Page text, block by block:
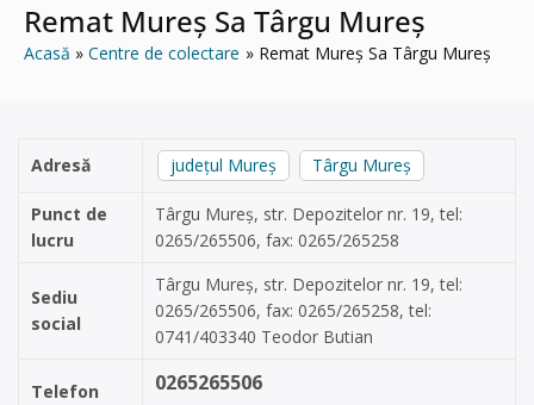
Remat Mureș Sa Târgu Mureș
Acasă Centre de colectare Remat Mureș Sa Târgu Mureș
Adresă județul Mureș Târgu Mureș
Punct de
lucru
Târgu Mureș, str. Depozitelor nr. 19, tel:
0265/265506, fax: 0265/265258
Sediu
social
Târgu Mureș, str. Depozitelor nr. 19, tel:
0265/265506, fax: 0265/265258, tel:
0741/403340 Teodor Butian
Telefon 0265265506